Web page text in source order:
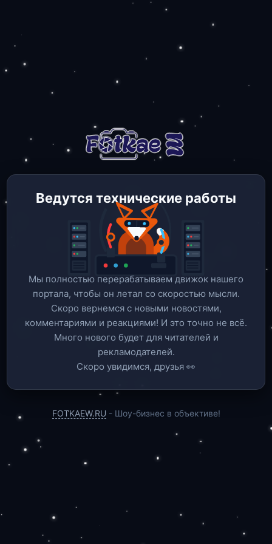
Ведутся технические работы
Мы полностью перерабатываем движок нашего
портала, чтобы он летал со скоростью мысли.
Скоро вернемся c новыми новостями,
комментариями и реакциями! И это точно не всё.
Много нового будет для читателей и
рекламодателей.
Скоро увидимся, друзья 👀
FOTKAEW.RU - Шоу-бизнес в объективе!